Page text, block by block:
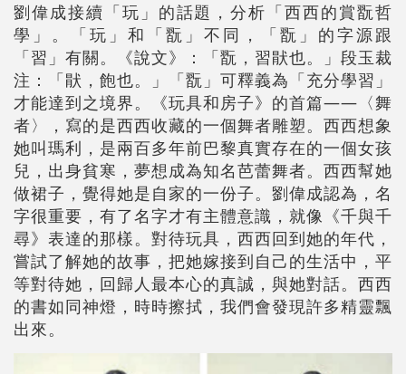
劉偉成接續「玩」的話題，分析「西西的賞翫哲
學」。「玩」和「翫」不同，「翫」的字源跟
「習」有關。《說文》：「翫，習猒也。」段玉裁
注：「猒，飽也。」「翫」可釋義為「充分學習」
才能達到之境界。《玩具和房子》的首篇——〈舞
者〉，寫的是西西收藏的一個舞者雕塑。西西想象
她叫瑪利，是兩百多年前巴黎真實存在的一個女孩
兒，出身貧寒，夢想成為知名芭蕾舞者。西西幫她
做裙子，覺得她是自家的一份子。劉偉成認為，名
字很重要，有了名字才有主體意識，就像《千與千
尋》表達的那樣。對待玩具，西西回到她的年代，
嘗試了解她的故事，把她嫁接到自己的生活中，平
等對待她，回歸人最本心的真誠，與她對話。西西
的書如同神燈，時時擦拭，我們會發現許多精靈飄
出來。